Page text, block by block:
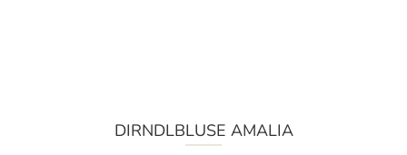
DIRNDLBLUSE AMALIA